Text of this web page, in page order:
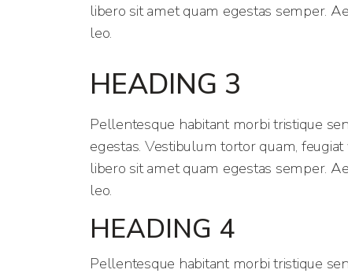
libero sit amet quam egestas semper.
leo.
HEADING 3
Pellentesque habitant morbi tristique
egestas. Vestibulum tortor quam,
libero sit amet quam egestas semper.
leo.
HEADING 4
Pellentesque habitant morbi tristique